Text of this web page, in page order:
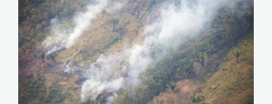
incendio-rio-tambo-8